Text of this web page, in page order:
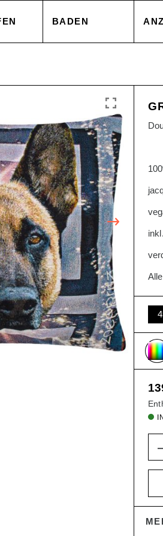
BADEN
ACCESSOIRES
SALE